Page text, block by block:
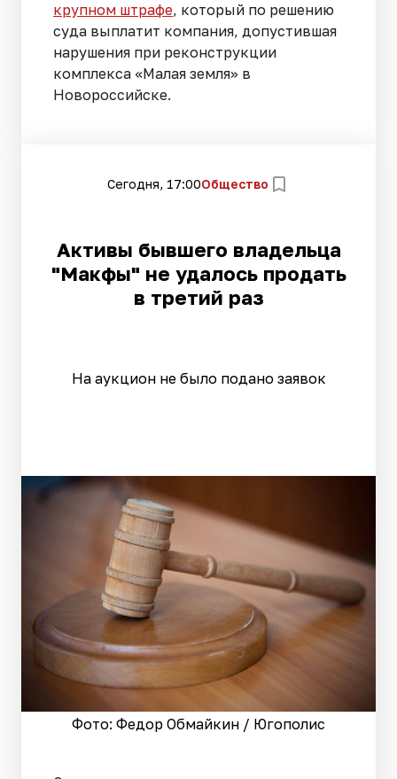
крупном штрафе, который по решению
суда выплатит компания, допустившая
нарушения при реконструкции
комплекса «Малая земля» в
Новороссийске.
Сегодня, 17:00Общество
Активы бывшего владельца
"Макфы" не удалось продать
в третий раз
На аукцион не было подано заявок
Фото: Федор Обмайкин / Югополис